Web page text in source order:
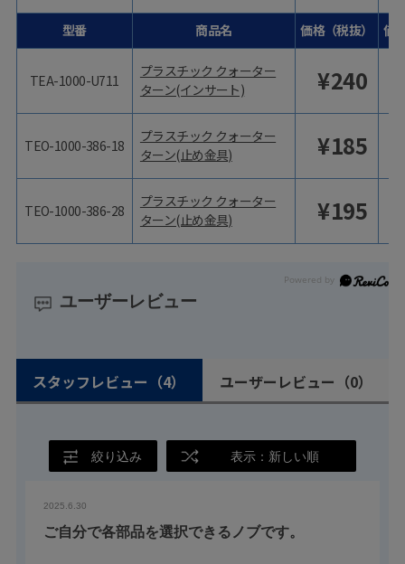
型番
TEA-1000-U711
TEO-1000-386-18
TEO-1000-386-28
商品名 価格（税抜） 価
プラスチック クォーター
ターン(インサート)
¥240
プラスチック クォーター
ターン(止め金具)
¥185
プラスチック クォーター
ターン(止め金具)
¥195
ユーザーレビュー
スタッフレビュー （4） ユーザーレビュー （0）
絞り込み 表示：新しい順
2025.6.30
ご自分で各部品を選択できるノブです。